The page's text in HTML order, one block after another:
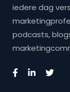
iedere dag
podcasts,